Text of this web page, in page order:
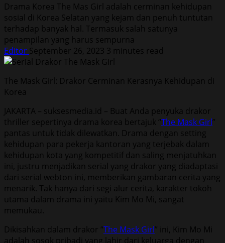
Drama Korea The Mas Girl adalah cerminan kehidupan
sosial di Korea Selatan yang kejam dan penuh tuntutan
terhadap banyak hal. Termasuk salah satunya
penampilan yang harus sempurna
Editor September 26, 2023 3 minutes read
The Mask Girl: Drakor Cerminan Kerasnya Kehidupan di
Korea
JAKARTA – suksesmedia.id – Buat Anda penyuka drakor
thriller sepertinya drama korea bertajuk “The Mask Girl”
pantas untuk tidak dilewatkan. Drama dengan setting
kehidupan para pekerja kantoran yang terjebak dalam
kehidupan kota yang kompetitif dan saling menjatuhkan
ini, justru menjadikan serial yang drakor yang diadaptasi
dari serial webton ini, memberikan gambaran cerita yang
menarik. Tak hanya dari segi alur cerita, karakter tokoh
utama dalam drama ini yaitu Kim Mo Mi, sangat
memukau.
Dikisahkan dalam drakor “The Mask Girl” ini, Kim Mo Mi
adalah sosok pribadi yang lahir dari keluarga dengan